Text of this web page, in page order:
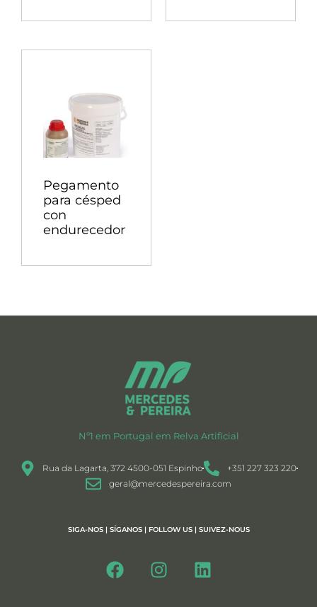
Pegamento
para césped
con
endurecedor
Nº1 em Portugal em Relva Artificial
Rua da Lagarta, 372 4500-051 Espinho
+351 227 323 220
geral@mercedespereira.com
SIGA-NOS | SÍGANOS | FOLLOW US | SUIVEZ-NOUS